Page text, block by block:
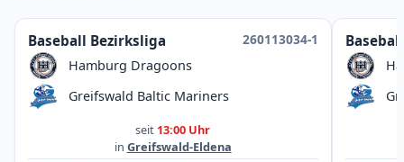
Baseball Bezirksliga
260113034-1
Hamburg Dragoons
Greifswald Baltic Mariners
seit 13:00 Uhr
in Greifswald-Eldena